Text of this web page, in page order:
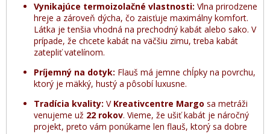
Vynikajúce termoizolačné vlastnosti: Vlna prirodzene
hreje a zároveň dýcha, čo zaisťuje maximálny komfort.
Látka je tenšia vhodná na prechodný kabát alebo sako. V
prípade, že chcete kabát na väčšiu zimu, treba kabát
zatepliť vatelínom.
Príjemný na dotyk: Flauš má jemne chĺpky na povrchu,
ktorý je mäkký, hustý a pôsobí luxusne.
Tradícia kvality: V Kreativcentre Margo sa metráži
venujeme už 22 rokov. Vieme, že ušiť kabát je náročný
projekt, preto vám ponúkame len flauš, ktorý sa dobre